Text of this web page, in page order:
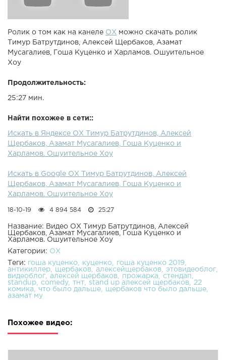
Ролик о том как на канеле ОХ можно скачать ролик
Тимур Батрутдинов, Алексей Щербаков, Азамат
Мусагалиев, Гоша Куценко и Харламов. Ошуительное
Хоу
Продолжительность:
25:27 мин.
Найти похожее в сети::
Искать в Яндексе ОХ Тимур Батрутдинов, Алексей
Щербаков, Азамат Мусагалиев, Гоша Куценко и
Харламов. Ошуительное Хоу
Искать в Google ОХ Тимур Батрутдинов, Алексей
Щербаков, Азамат Мусагалиев, Гоша Куценко и
Харламов. Ошуительное Хоу
18-10-19 4 894 584 25:27
Название: Видео ОХ Тимур Батрутдинов, Алексей
Щербаков, Азамат Мусагалиев, Гоша Куценко и
Харламов. Ошуительное Хоу
Категории: ОХ
Теги: гоша куценко куценко
гоша куценко 2019
антикиллер
щербаков алексейщербаков
этовидеоблог
видеоблог
алексей щербаков прожарка
стендап
standup
comedy тнт stand up алексей щербаков
22
комика
что было дальше
щербаков что было дальше
азамат му
Похожее видео: